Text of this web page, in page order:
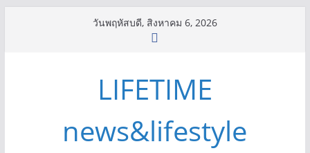
วันพฤหัสบดี, สิงหาคม 6, 2026
LIFETIME
news&lifestyle